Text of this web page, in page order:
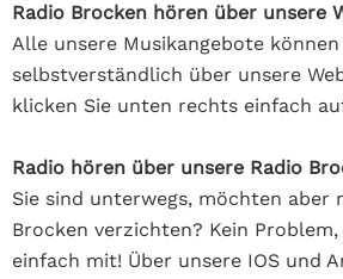
Radio Brocken hören über unsere
Alle unsere Musikangebote können
selbstverständlich über unsere
klicken Sie unten rechts einfach
Radio hören über unsere Radio
Sie sind unterwegs, möchten aber
Brocken verzichten? Kein
einfach mit! Über unsere IOS und